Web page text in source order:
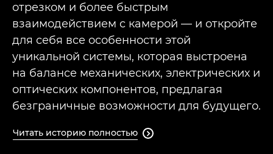
отрезком и более быстрым
взаимодействием с камерой — и откройте
для себя все особенности этой
уникальной системы, которая выстроена
на балансе механических, электрических и
оптических компонентов, предлагая
безграничные возможности для будущего.
Читать историю полностью 